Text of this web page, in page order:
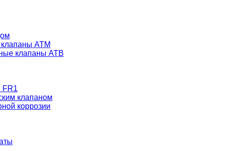
ATM
клапаны ATB
FR1
клапаном
коррозии